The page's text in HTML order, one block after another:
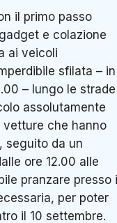
il primo passo
e colazione
ai veicoli
sfilata – in
– lungo le strade
assolutamente
vetture che hanno
seguito da un
ore 12.00 alle
pranzare presso
per poter
il 10 settembre.